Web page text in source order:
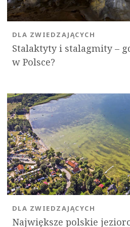
Stalaktyty i stalagmity –
w Polsce?
DLA ZWIEDZAJĄCYCH
Największe polskie
DLA ZWIEDZAJĄCYCH